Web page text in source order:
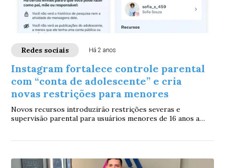
Redes sociais Há 2 anos
Instagram fortalece controle parental
com “conta de adolescente” e cria
novas restrições para menores
Novos recursos introduzirão restrições severas e
supervisão parental para usuários menores de 16 anos a